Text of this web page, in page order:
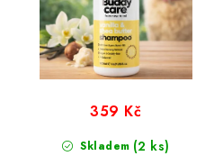
Skladem (2 ks)
359 Kč